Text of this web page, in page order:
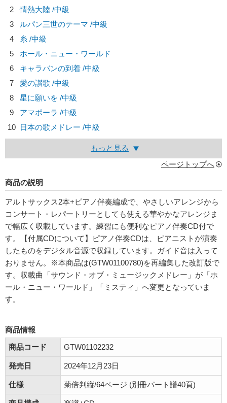
2
情熱大陸 /中級
3
ルパン三世のテーマ /中級
4
糸 /中級
5
ホール・ニュー・ワールド
6
キャラバンの到着 /中級
7
愛の讃歌 /中級
8
星に願いを /中級
9
アマポーラ /中級
10 日本の歌メドレー /中級
もっと見る
ページトップへ
商品の説明
アルトサックス2本+ピアノ伴奏編成で、やさしいアレンジから
コンサート・レパートリーとしても使える華やかなアレンジま
で幅広く収載しています。練習にも便利なピアノ伴奏CD付で
す。【付属CDについて】ピアノ伴奏CDは、ピアニストが演奏
したものをデジタル音源で収録しています。ガイド音は入って
おりません。※本商品は(GTW01100780)を再編集した改訂版で
す。収載曲「サウンド・オブ・ミュージックメドレー」が「ホ
ール・ニュー・ワールド」「ミスティ」へ変更となっていま
す。
商品情報
商品コード
GTW01102232
発売日 2024年12月23日
仕様 菊倍判縦/64ページ (別冊パート譜40頁)